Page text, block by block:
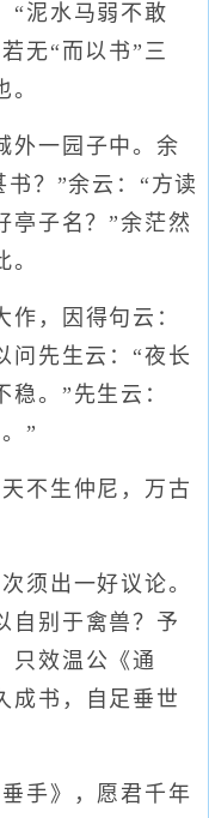
“泥水马弱不敢
无“而以书”三
一园子中。余
？”余云：“方读
亭子名？”余茫然
，因得句云：
问先生云：“夜长
。”先生云：
”
不生仲尼，万古
出一好议论。
自别于禽兽？予
只效温公《通
成书，自足垂世
手》，愿君千年